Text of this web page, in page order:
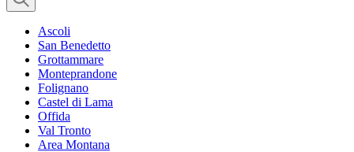
Ascoli
San Benedetto
Grottammare
Monteprandone
Folignano
Castel di Lama
Offida
Val Tronto
Area Montana